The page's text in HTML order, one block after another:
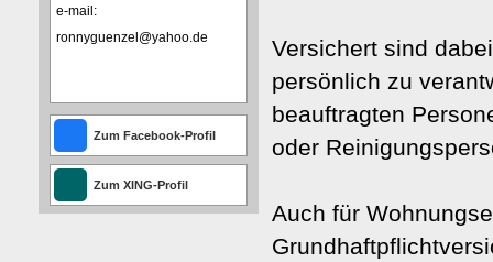
e-mail:
ronnyguenzel@yahoo.de
Zum Facebook-Profil
Zum XING-Profil
Versichert sind
persönlich zu
beauftragten
oder
Auch für